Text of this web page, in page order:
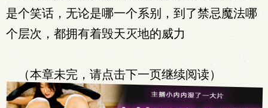
是个笑话，无论是哪一个系别，到了禁忌魔法哪
个层次，都拥有着毁天灭地的威力
（本章未完，请点击下一页继续阅读）